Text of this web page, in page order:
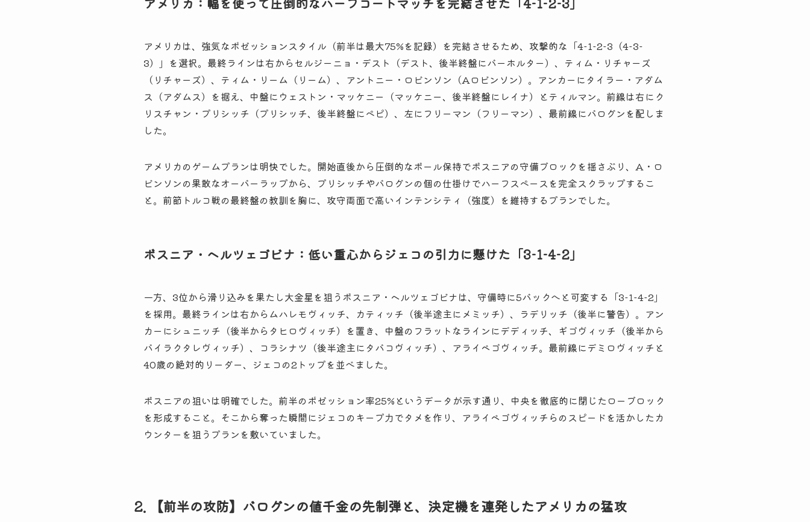
アメリカは、強気なポゼッションスタイル（前半は最大75%を記録）を完結させるため、攻撃的な「4-1-2-3（4-3-
3）」を選択。最終ラインは右からセルジーニョ・デスト（デスト、後半終盤にバーホルター）、ティム・リチャーズ
（リチャーズ）、ティム・リーム（リーム）、アントニー・ロビンソン（Aロビンソン）。アンカーにタイラー・アダム
ス（アダムス）を据え、中盤にウェストン・マッケニー（マッケニー、後半終盤にレイナ）とティルマン。前線は右にク
リスチャン・プリシッチ（プリシッチ、後半終盤にペピ）、左にフリーマン（フリーマン）、最前線にバログンを配しま
した。
アメリカのゲームプランは明快でした。開始直後から圧倒的なボール保持でボスニアの守備ブロックを揺さぶり、A・ロ
ビンソンの果敢なオーバーラップから、プリシッチやバログンの個の仕掛けでハーフスペースを完全スクラップするこ
と。前節トルコ戦の最終盤の教訓を胸に、攻守両面で高いインテンシティ（強度）を維持するプランでした。
ボスニア・ヘルツェゴビナ：低い重心からジェコの引力に懸けた「3-1-4-2」
一方、3位から滑り込みを果たし大金星を狙うボスニア・ヘルツェゴビナは、守備時に5バックへと可変する「3-1-4-2」
を採用。最終ラインは右からムハレモヴィッチ、カティッチ（後半途主にメミッチ）、ラデリッチ（後半に警告）。アン
カーにシュニッチ（後半からタヒロヴィッチ）を置き、中盤のフラットなラインにデディッチ、ギゴヴィッチ（後半から
バイラクタレヴィッチ）、コラシナツ（後半途主にタバコヴィッチ）、アライベゴヴィッチ。最前線にデミロヴィッチと
40歳の絶対的リーダー、ジェコの2トップを並べました。
ボスニアの狙いは明確でした。前半のポゼッション率25%というデータが示す通り、中央を徹底的に閉じたローブロック
を形成すること。そこから奪った瞬間にジェコのキープ力でタメを作り、アライベゴヴィッチらのスピードを活かしたカ
ウンターを狙うプランを敷いていました。
2. 【前半の攻防】バログンの値千金の先制弾と、決定機を連発したアメリカの猛攻